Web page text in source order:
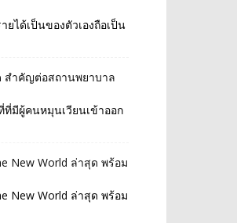
ได้เป็นของตัวเองถือเป็น
สำคัญต่อสถานพยาบาล
มีผู้คนหมุนเวียนเข้าออก
New World ล่าสุด พร้อม
New World ล่าสุด พร้อม